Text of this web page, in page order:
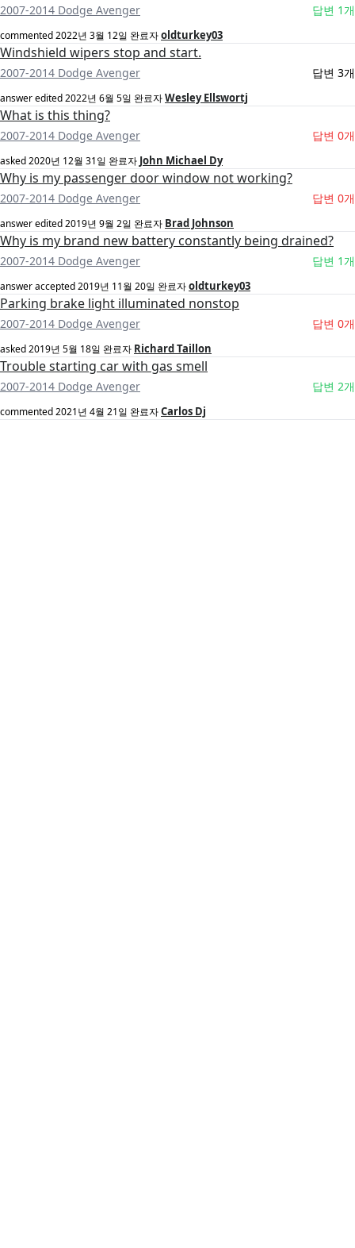
2007-2014 Dodge Avenger 답변 1개
commented2022년 3월 12일 완료자oldturkey03
Windshield wipers stop and start.
2007-2014 Dodge Avenger 답변 3개
answer edited2022년 6월 5일 완료자Wesley Ellswortj
What is this thing?
2007-2014 Dodge Avenger 답변 0개
asked2020년 12월 31일 완료자 John Michael Dy
Why is my passenger door window not working?
2007-2014 Dodge Avenger 답변 0개
answer edited2019년 9월 2일 완료자 Brad Johnson
Why is my brand new battery constantly being drained?
2007-2014 Dodge Avenger 답변 1개
answer accepted2019년 11월 20일 완료자oldturkey03
Parking brake light illuminated nonstop
2007-2014 Dodge Avenger 답변 0개
asked2019년 5월 18일 완료자 Richard Taillon
Trouble starting car with gas smell
2007-2014 Dodge Avenger 답변 2개
commented2021년 4월 21일 완료자Carlos Dj